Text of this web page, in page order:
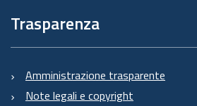
Trasparenza
Amministrazione trasparente
Note legali e copyright